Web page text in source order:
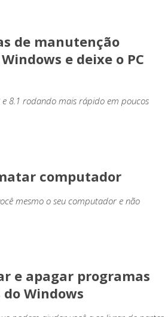
de manutenção
e deixe o PC
8.1 rodando mais rápido em poucos
computador
mesmo o seu computador e não
e apagar programas
Windows